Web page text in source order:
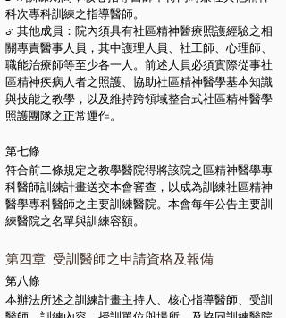
科次專科訓練之指導醫師。
3. 其他成員：院內須具有社區精神醫療照護經驗之相
關專責醫事人員，其中護理人員、社工師、心理師、
職能治療師等至少各一人。前述人員必須實際從事社
區精神疾病人者之照護、協助社區精神醫學基本知識
與技能之教學，以及維持跨領域整合式社區精神醫學
照護團隊之正常運作。
第七條
符合前二條規定之教學醫院得將該院之區精神醫學專
科醫師訓練計畫送交本會審查，以成為訓練社區精神
醫學專科醫師之主要訓練醫院。本會每年公告主要訓
練醫院之名單與訓練容額。
第四章 受訓醫師之申請資格及報備
第八條
本辦法所述之訓練計畫主持人、核心指導醫師、受訓